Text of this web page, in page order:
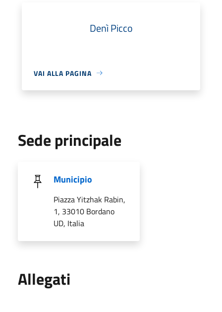
Denì Picco
VAI ALLA PAGINA
Sede principale
Municipio
Piazza Yitzhak Rabin,
1, 33010 Bordano
UD, Italia
Allegati